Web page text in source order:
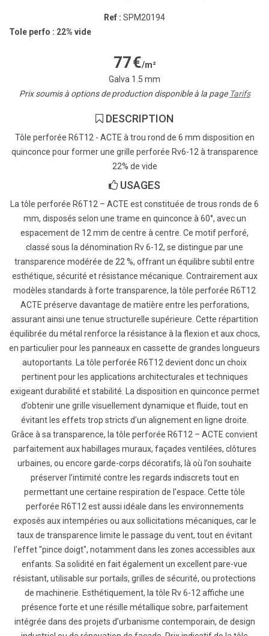
Ref : SPM20194
Tole perfo : 22% vide
77€/m²
Galva 1.5 mm
Prix soumis à options de production disponible à la page Tarifs
DESCRIPTION
Tôle perforée R6T12 - ACTE à trou rond de 6 mm disposition en
quinconce pour former une grille perforée Rv6-12 à transparence
22% de vide
USAGES
La tôle perforée R6T12 – ACTE est constituée de trous ronds de 6
mm, disposés selon une trame en quinconce à 60°, avec un
espacement de 12 mm de centre à centre. Ce motif perforé,
classé sous la dénomination Rv 6-12, se distingue par une
transparence modérée de 22 %, offrant un équilibre subtil entre
esthétique, sécurité et résistance mécanique. Contrairement aux
modèles standards à forte transparence, la tôle perforée R6T12
ACTE préserve davantage de matière entre les perforations,
assurant ainsi une tenue structurelle supérieure. Cette répartition
équilibrée du métal renforce la résistance à la flexion et aux chocs,
en particulier pour les panneaux en cassette de grandes longueurs
autoportants. La tôle perforée R6T12 devient donc un choix
pertinent pour les applications architecturales et techniques
exigeant durabilité et stabilité. La disposition en quinconce permet
d’obtenir une grille visuellement dynamique et fluide, tout en
évitant les effets trop stricts d’un alignement en ligne droite.
Grâce à sa transparence, la tôle perforée R6T12 – ACTE convient
parfaitement aux habillages muraux, façades ventilées, clôtures
urbaines, ou encore garde-corps décoratifs, là où l’on souhaite
préserver l’intimité contre les regards indiscrets tout en
permettant une certaine respiration de l’espace. Cette tôle
perforée R6T12 est aussi idéale dans les environnements
exposés aux intempéries ou aux sollicitations mécaniques, car le
taux de transparence limite le passage du vent, tout en évitant
l’effet "pince doigt", notamment dans les zones accessibles aux
enfants. Sa solidité en fait également un excellent pare-vue
résistant, utilisable sur portails, grilles de sécurité, ou protections
de machinerie. Esthétiquement, la tôle Rv 6-12 affiche une
présence forte et une résille métallique sobre, parfaitement
intégrée dans des projets d’urbanisme contemporain, de design